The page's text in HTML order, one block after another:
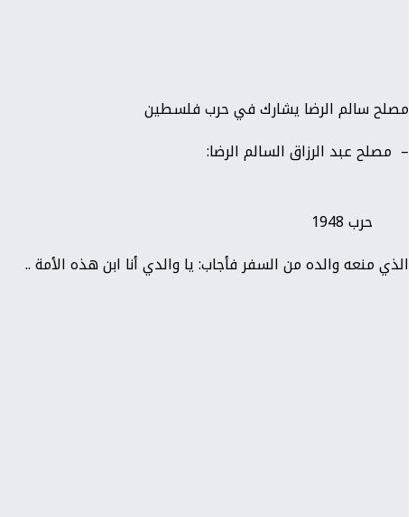
مصلح سالم الرضا يشارك في حرب فلسطين
– مصلح عبد الرزاق السالم الرضا:
حرب 1948
الذي منعه والده من السفر فأجاب: يا والدي أنا ابن هذه الأمة ..